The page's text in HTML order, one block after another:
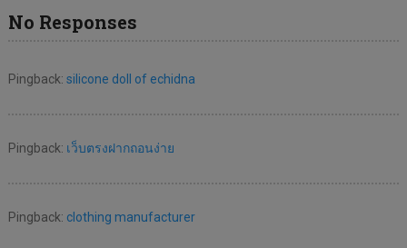
No Responses
Pingback: silicone doll of echidna
Pingback: เว็บตรงฝากถอนง่าย
Pingback: clothing manufacturer